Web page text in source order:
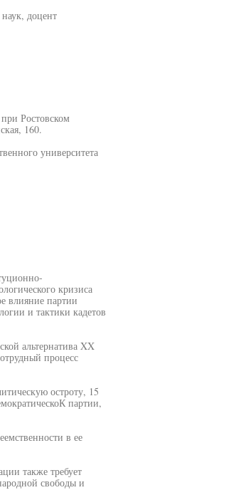
доцент
Ростовском
160.
университета
кризиса
влияние партии
и тактики кадетов
альтернатива XX
процесс
остроту, 15
партии,
в ее
также требует
свободы и